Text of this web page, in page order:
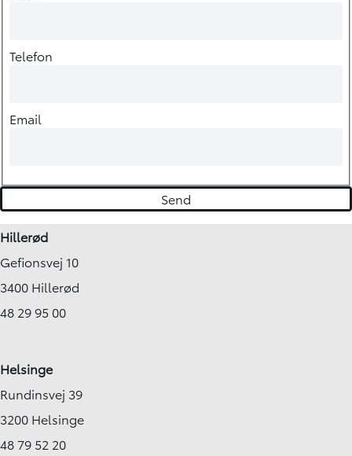
Telefon
Email
Hillerød
Gefionsvej 10
3400 Hillerød
48 29 95 00
Helsinge
Rundinsvej 39
3200 Helsinge
48 79 52 20